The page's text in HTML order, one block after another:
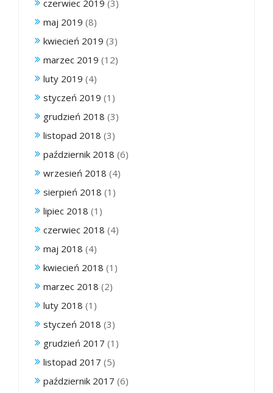
czerwiec 2019 (3)
maj 2019 (8)
kwiecień 2019 (3)
marzec 2019 (12)
luty 2019 (4)
styczeń 2019 (1)
grudzień 2018 (3)
listopad 2018 (3)
październik 2018 (6)
wrzesień 2018 (4)
sierpień 2018 (1)
lipiec 2018 (1)
czerwiec 2018 (4)
maj 2018 (4)
kwiecień 2018 (1)
marzec 2018 (2)
luty 2018 (1)
styczeń 2018 (3)
grudzień 2017 (1)
listopad 2017 (5)
październik 2017 (6)